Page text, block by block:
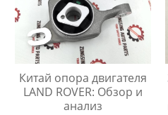
Китай опора двигателя
LAND ROVER: Обзор и
анализ